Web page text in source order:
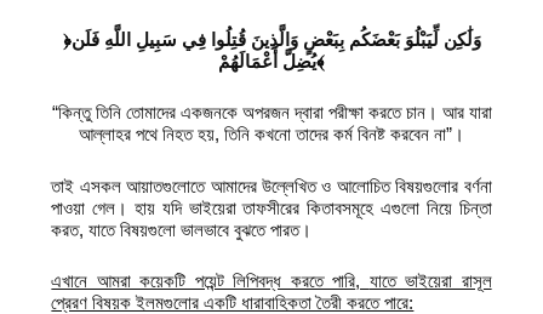
﴿وَلَٰكِن لِّيَبْلُوَ بَعْضَكُم بِبَعْضٍ وَالَّذِينَ قُتِلُوا فِي سَبِيلِ اللَّهِ فَلَن
يُضِلَّ أَعْمَالَهُمْ﴾
“কিন্তু তিনি তোমাদের একজনকে অপরজন দ্বারা পরীক্ষা করতে চান। আর যারা
আল্লাহর পথে নিহত হয়, তিনি কখনো তাদের কর্ম বিনষ্ট করবেন না”।
তাই এসকল আয়াতগুলোতে আমাদের উল্লেখিত ও আলোচিত বিষয়গুলোর বর্ণনা
পাওয়া গেল। হায় যদি ভাইয়েরা তাফসীরের কিতাবসমূহে এগুলো নিয়ে চিন্তা
করত, যাতে বিষয়গুলো ভালভাবে বুঝতে পারত।
এখানে আমরা কয়েকটি পয়েন্ট লিপিবদ্ধ করতে পারি, যাতে ভাইয়েরা রাসূল
প্রেরণ বিষয়ক ইলমগুলোর একটি ধারাবাহিকতা তৈরী করতে পারে: